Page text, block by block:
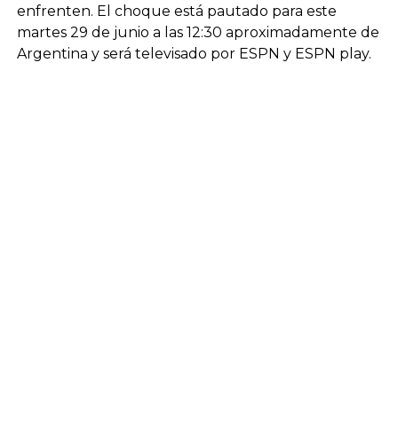
enfrenten. El choque está pautado para este
martes 29 de junio a las 12:30 aproximadamente de
Argentina y será televisado por ESPN y ESPN play.